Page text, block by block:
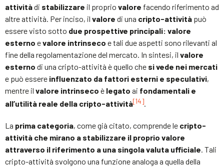
attivitàdi stabilizzare il proprio valore facendo riferimento ad
altre attività. Per inciso, il valore di una cripto-attività può
essere visto sotto due prospettive principali: valore
esterno evalore intrinseco e tali due aspetti sono rilevanti al
fine della regolamentazione del mercato. In sintesi, il valore
esterno di una cripto-attività è quello che si vede nei mercati
e può essere influenzato da fattori esterni e speculativi,
mentre il valore intrinseco è legato ai fondamentali e
all’utilità reale della cripto-attività[14].
La prima categoria, come già citato, comprende le cripto-
attività che mirano a stabilizzare il proprio valore
attraverso il riferimento a una singola valuta ufficiale. Tali
cripto-attività svolgono una funzione analoga a quella della